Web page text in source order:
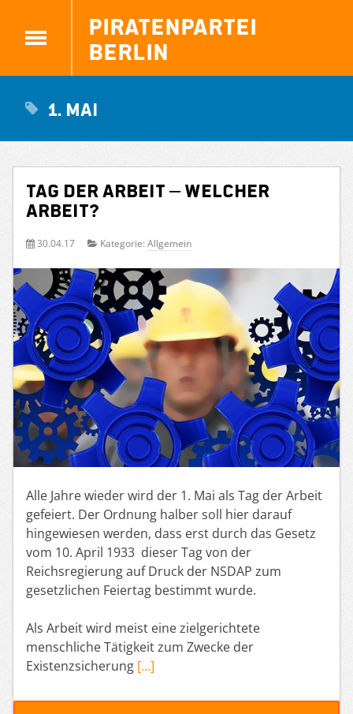
Piratenpartei
Berlin
1. Mai
Tag der Arbeit – Welcher
Arbeit?
30.04.17 Kategorie: Allgemein
Alle Jahre wieder wird der 1. Mai als Tag der Arbeit
gefeiert. Der Ordnung halber soll hier darauf
hingewiesen werden, dass erst durch das Gesetz
vom 10. April 1933 dieser Tag von der
Reichsregierung auf Druck der NSDAP zum
gesetzlichen Feiertag bestimmt wurde.
Als Arbeit wird meist eine zielgerichtete
menschliche Tätigkeit zum Zwecke der
Existenzsicherung […]